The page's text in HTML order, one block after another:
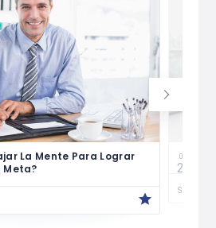
La Mente Para Lograr
Meta?
07
29
Susan